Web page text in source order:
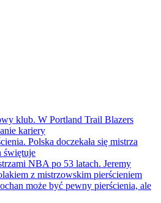
klub. W Portland Trail Blazers
kariery
Polska doczekała się mistrza
świętuje
NBA po 53 latach. Jeremy
z mistrzowskim pierścieniem
może być pewny pierścienia, ale